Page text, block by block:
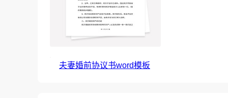
夫妻婚前协议书word模板